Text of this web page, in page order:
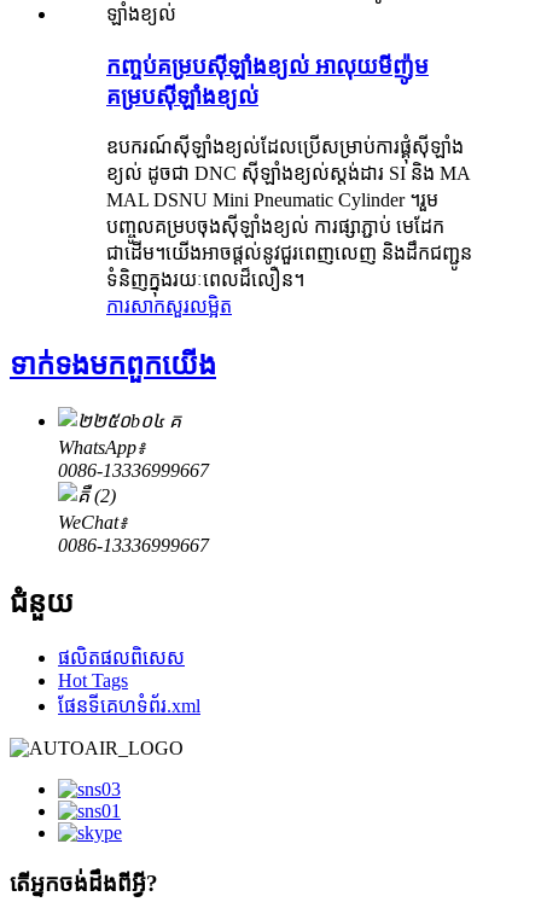
កញ្ចប់គម្របស៊ីឡាំងខ្យល់ អាលុយមីញ៉ូម
គម្របស៊ីឡាំងខ្យល់
ឧបករណ៍ស៊ីឡាំងខ្យល់ដែលប្រើសម្រាប់ការផ្គុំស៊ីឡាំង
ខ្យល់ ដូចជា DNC ស៊ីឡាំងខ្យល់ស្តង់ដារ SI និង MA
MAL DSNU Mini Pneumatic Cylinder ។រួម​
បញ្ចូល​គម្រប​ចុង​ស៊ីឡាំង​ខ្យល់ ការ​ផ្សាភ្ជាប់ មេដែក​
ជាដើម។យើងអាចផ្តល់នូវជួរពេញលេញ និងដឹកជញ្ជូន
ទំនិញក្នុងរយៈពេលដ៏លឿន។
ការសាកសួរលម្អិត
ទាក់ទង​មក​ពួក​យើង
WhatsApp៖
0086-13336999667
WeChat៖
0086-13336999667
ជំនួយ
ផលិតផល​ពិសេស
Hot Tags
ផែនទីគេហទំព័រ.xml
តើ​អ្នក​ចង់​ដឹងពី​អ្វី?